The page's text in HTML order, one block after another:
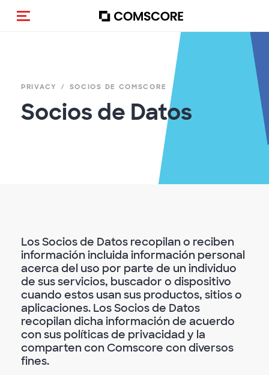
Activar navegación
PRIVACY SOCIOS DE COMSCORE
Socios de Datos
Los Socios de Datos recopilan o reciben
información incluida información personal
acerca del uso por parte de un individuo
de sus servicios, buscador o dispositivo
cuando estos usan sus productos, sitios o
aplicaciones. Los Socios de Datos
recopilan dicha información de acuerdo
con sus políticas de privacidad y la
comparten con Comscore con diversos
fines.